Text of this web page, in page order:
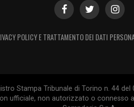
POLICY E TRATTAMENTO DEI DATI
Stampa Tribunale di Torino n. 44
ufficiale, non autorizzato o connesso